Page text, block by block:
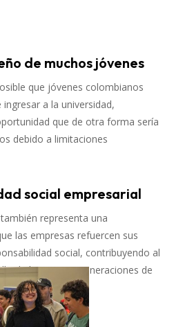
de muchos jóvenes
que jóvenes colombianos
a la universidad,
que de otra forma sería
debido a limitaciones
social empresarial
representa una
las empresas refuercen sus
social, contribuyendo al
de las nuevas generaciones de